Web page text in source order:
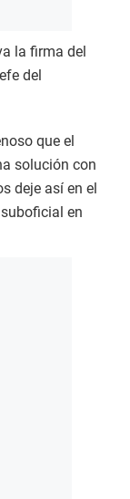
la firma del
del
que el
solución con
deje así en el
en